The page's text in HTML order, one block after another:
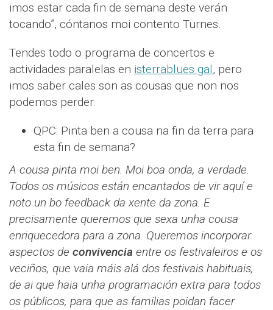
imos estar cada fin de semana deste verán
tocando”, cóntanos moi contento Turnes.
Tendes todo o programa de concertos e
actividades paralelas en isterrablues.gal, pero
imos saber cales son as cousas que non nos
podemos perder:
QPC: Pinta ben a cousa na fin da terra para
esta fin de semana?
A cousa pinta moi ben. Moi boa onda, a verdade.
Todos os músicos están encantados de vir aquí e
noto un bo feedback da xente da zona. E
precisamente queremos que sexa unha cousa
enriquecedora para a zona. Queremos incorporar
aspectos de convivencia entre os festivaleiros e os
veciños, que vaia máis alá dos festivais habituais,
de ai que haia unha programación extra para todos
os públicos, para que as familias poidan facer